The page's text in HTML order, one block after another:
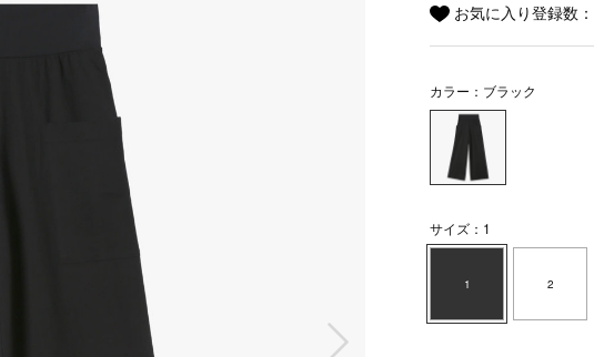
お気に入り登録数：
カラー：ブラック
サイズ：1
1 2